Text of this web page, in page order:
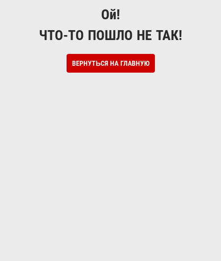
Ой!
ЧТО-ТО ПОШЛО НЕ ТАК!
ВЕРНУТЬСЯ НА ГЛАВНУЮ